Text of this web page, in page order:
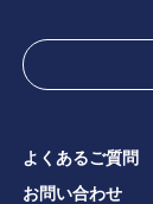
よくあるご質問
お問い合わせ